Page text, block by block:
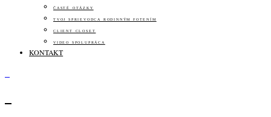
ČASTÉ OTÁZKY
TVOJ SPRIEVODCA RODINNÝM FOTENÍM
CLIENT CLOSET
VIDEO SPOLUPRÁCA
KONTAKT